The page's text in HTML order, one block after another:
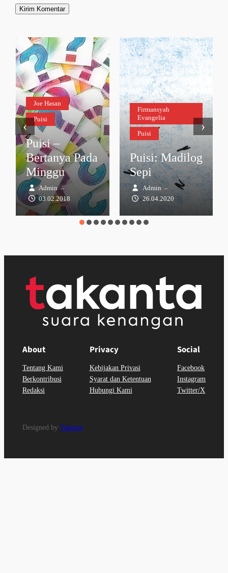
Joe Hasan
Puisi
Puisi –
Bertanya Pada
Minggu
Admin –
03.02.2018
Firmansyah
Evangelia
Puisi
Puisi: Madilog
Sepi
Admin –
26.04.2020
‹ ›
About
Tentang Kami
Berkontribusi
Redaksi
Privacy
Kebijakan Privasi
Syarat dan Ketentuan
Hubungi Kami
Social
Facebook
Instagram
Twitter/X
Designed by Takanta